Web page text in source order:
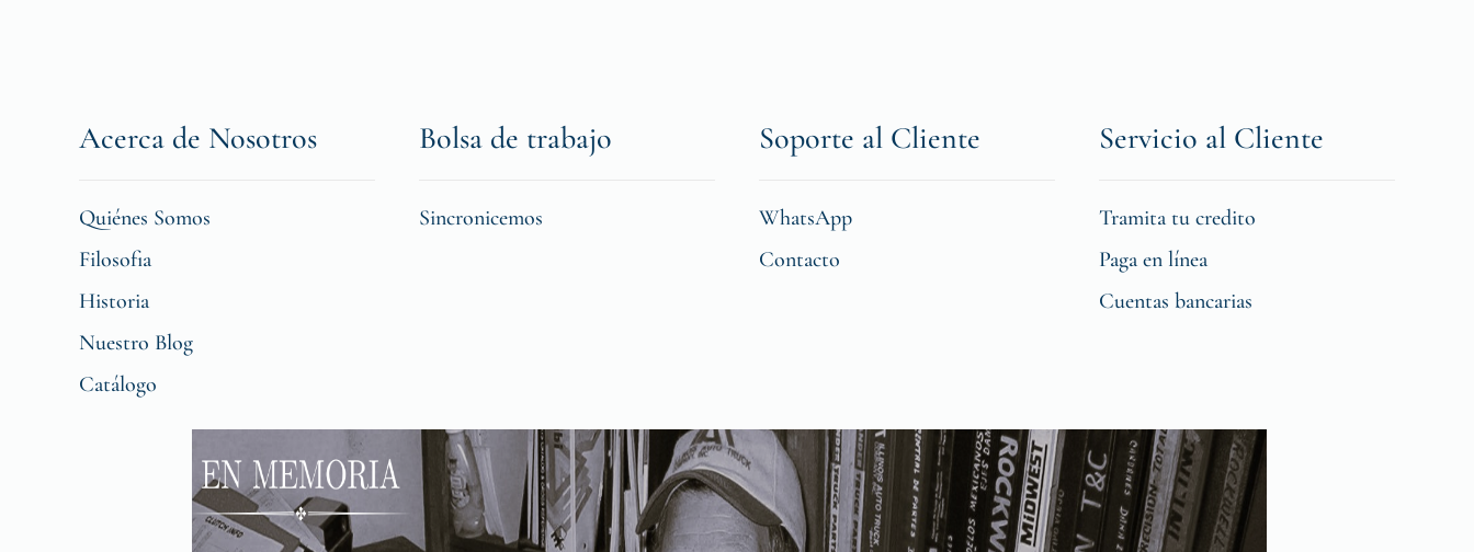
Acerca de Nosotros
Quiénes Somos
Filosofia
Historia
Nuestro Blog
Catálogo
Bolsa de trabajo
Sincronicemos
Soporte al Cliente
WhatsApp
Contacto
Servicio al Cliente
Tramita tu credito
Paga en línea
Cuentas bancarias